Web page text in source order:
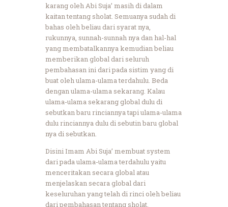
karang oleh Abi Suja’ masih di dalam
kaitan tentang sholat. Semuanya sudah di
bahas oleh beliau dari syarat nya,
rukunnya, sunnah-sunnah nya dan hal-hal
yang membatalkannya kemudian beliau
memberikan global dari seluruh
pembahasan ini dari pada sistim yang di
buat oleh ulama-ulama terdahulu. Beda
dengan ulama-ulama sekarang. Kalau
ulama-ulama sekarang global dulu di
sebutkan baru rinciannya tapi ulama-ulama
dulu rinciannya dulu di sebutin baru global
nya di sebutkan.
Disini Imam Abi Suja’ membuat system
dari pada ulama-ulama terdahulu yaitu
menceritakan secara global atau
menjelaskan secara global dari
keseluruhan yang telah di rinci oleh beliau
dari pembahasan tentang sholat.